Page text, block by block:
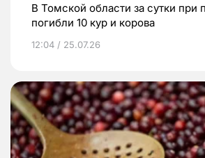
В Томской области за сутки при
погибли 10 кур и корова
12:04 / 25.07.26